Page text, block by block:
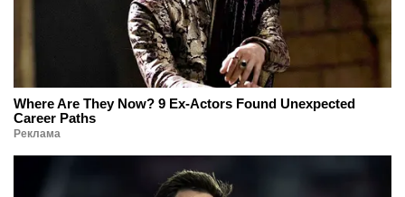
Where Are They Now? 9 Ex-Actors Found Unexpected
Career Paths
Реклама